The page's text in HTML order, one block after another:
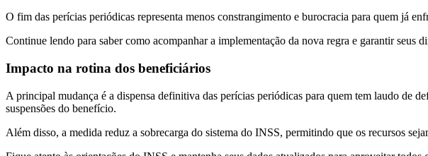
O fim das perícias periódicas representa menos constrangimento e burocracia para quem já
Continue lendo para saber como acompanhar a implementação da nova regra e garantir seus
Impacto na rotina dos beneficiários
A principal mudança é a dispensa definitiva das perícias periódicas para quem tem laudo de
suspensões do benefício.
Além disso, a medida reduz a sobrecarga do sistema do INSS, permitindo que os recursos